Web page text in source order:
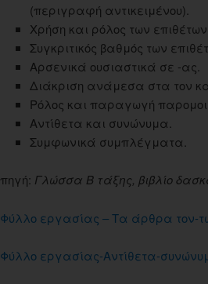
(περιγραφή αντικειμένου).
Χρήση και ρόλος των επιθέτων.
Συγκριτικός βαθμός των
Αρσενικά ουσιαστικά σε -ας.
Διάκριση ανάμεσα στα τον
Ρόλος και παραγωγή
Αντίθετα και συνώνυμα.
Συμφωνικά συμπλέγματα.
πηγή: Γλώσσα Β τάξης, βιβλίο
Φύλλο εργασίας – Τα άρθρα τον-
Φύλλο εργασίας-Αντίθετα-